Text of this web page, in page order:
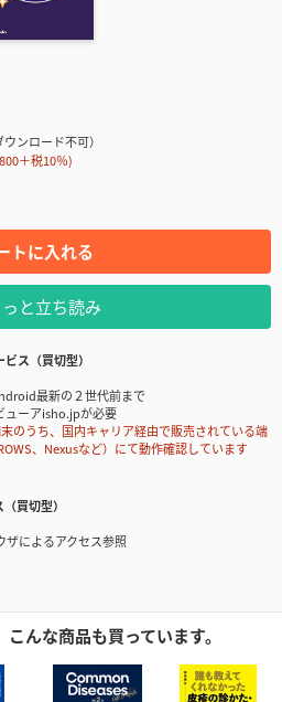
ンロード不可）
＋税10％)
トに入れる
と立ち読み
ス（買切型）
最新の２世代前まで
ューアisho.jpが必要
うち、国内キャリア経由で販売されている端
、Nexusなど）にて動作確認しています
買切型）
によるアクセス参照
んな商品も買っています。